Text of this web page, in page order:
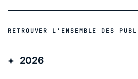
RETROUVER L'ENSEMBLE DES
2026